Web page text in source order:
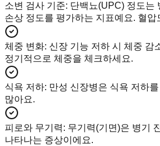
소변 검사 기준: 단백뇨(UPC) 정도는
손상 정도를 평가하는 지표예요. 혈압
체중 변화: 신장 기능 저하 시 체중 감
정기적으로 체중을 체크하세요.
식욕 저하: 만성 신장병은 식욕 저하
많아요.
피로와 무기력: 무기력(기면)은 병기
나타나는 증상이에요.